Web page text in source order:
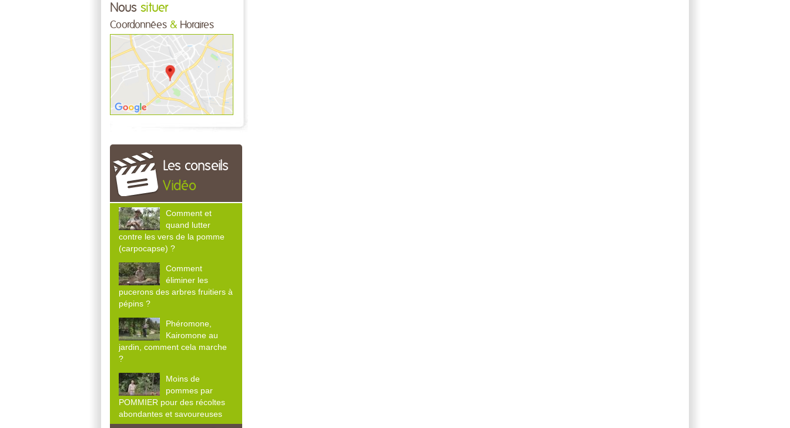
Nous situer
Coordonnées & Horaires
Les conseils
Vidéo
Comment et
quand lutter
contre les vers de la pomme
(carpocapse) ?
Comment
éliminer les
pucerons des arbres fruitiers à
pépins ?
Phéromone,
Kairomone au
jardin, comment cela marche
?
Moins de
pommes par
POMMIER pour des récoltes
abondantes et savoureuses